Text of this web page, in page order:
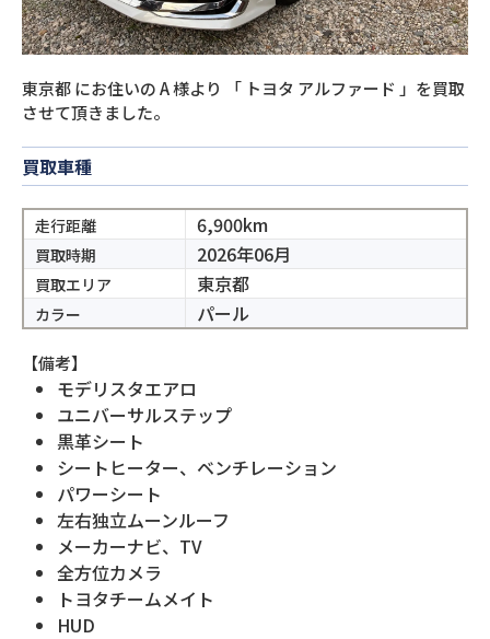
東京都にお住いのA様より 「 トヨタ アルファード 」を買取
させて頂きました。
買取車種
走行距離 6,900km
買取時期 2026年06月
買取エリア 東京都
カラー パール
【備考】
モデリスタエアロ
ユニバーサルステップ
黒革シート
シートヒーター、ベンチレーション
パワーシート
左右独立ムーンルーフ
メーカーナビ、TV
全方位カメラ
トヨタチームメイト
HUD